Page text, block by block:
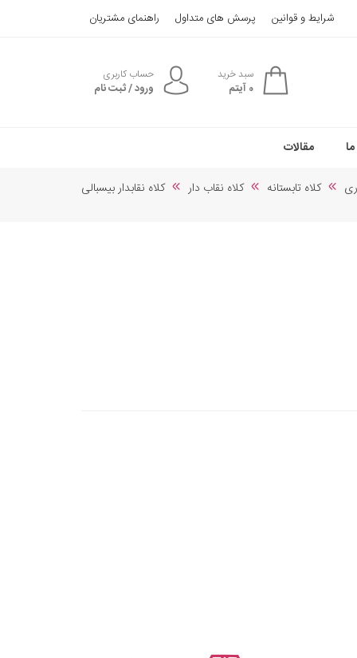
شرایط و قوانین پرسش های متداول راهنمای مشتریان
سبد خرید
0آیتم
حساب کاربری
ورود / ثبت نام
مقالات
کلاه تابستانه کلاه نقاب دار کلاه نقابدار بیسبالی